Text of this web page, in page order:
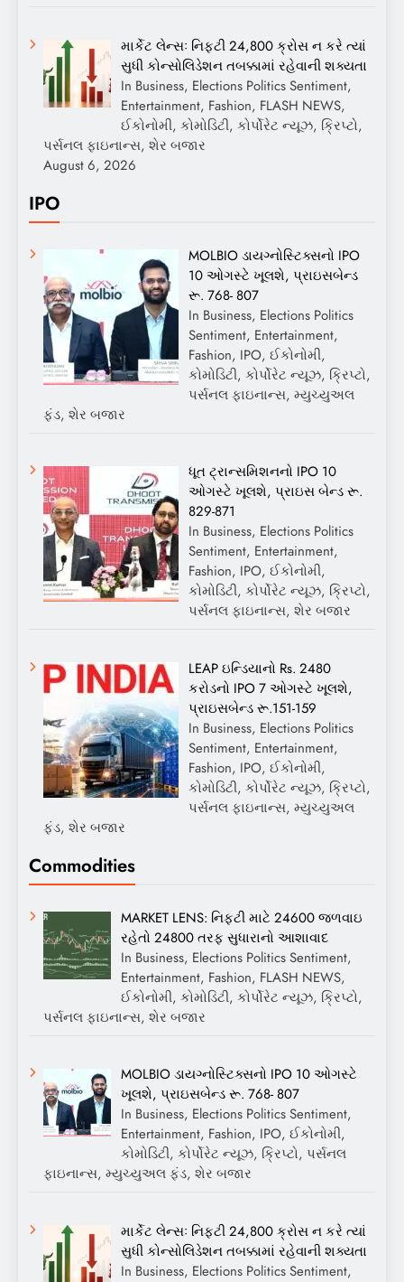
માર્કેટ લેન્સઃ નિફ્ટી 24,800 ક્રોસ ન કરે ત્યાં
સુધી કોન્સોલિડેશન તબક્કામાં રહેવાની શક્યતા
In Business, Elections Politics Sentiment,
Entertainment, Fashion, FLASH NEWS,
ઈકોનોમી, કોમોડિટી, કોર્પોરેટ ન્યૂઝ, ક્રિપ્ટો,
પર્સનલ ફાઇનાન્સ, શેર બજાર
August 6, 2026
IPO
MOLBIO ડાયગ્નોસ્ટિક્સનો IPO
10 ઓગસ્ટે ખૂલશે, પ્રાઇસબેન્ડ
રૂ. 768- 807
In Business, Elections Politics
Sentiment, Entertainment,
Fashion, IPO, ઈકોનોમી,
કોમોડિટી, કોર્પોરેટ ન્યૂઝ, ક્રિપ્ટો,
પર્સનલ ફાઇનાન્સ, મ્યુચ્યુઅલ
ફંડ, શેર બજાર
ધૂત ટ્રાન્સમિશનનો IPO 10
ઓગસ્ટે ખૂલશે, પ્રાઇસ બેન્ડ રૂ.
829-871
In Business, Elections Politics
Sentiment, Entertainment,
Fashion, IPO, ઈકોનોમી,
કોમોડિટી, કોર્પોરેટ ન્યૂઝ, ક્રિપ્ટો,
પર્સનલ ફાઇનાન્સ, શેર બજાર
LEAP ઇન્ડિયાનો Rs. 2480
કરોડનો IPO 7 ઓગસ્ટે ખૂલશે,
પ્રાઇસબેન્ડ રૂ.151-159
In Business, Elections Politics
Sentiment, Entertainment,
Fashion, IPO, ઈકોનોમી,
કોમોડિટી, કોર્પોરેટ ન્યૂઝ, ક્રિપ્ટો,
પર્સનલ ફાઇનાન્સ, મ્યુચ્યુઅલ
ફંડ, શેર બજાર
Commodities
MARKET LENS: નિફ્ટી માટે 24600 જળવાઇ
રહેતો 24800 તરફ સુધારાનો આશાવાદ
In Business, Elections Politics Sentiment,
Entertainment, Fashion, FLASH NEWS,
ઈકોનોમી, કોમોડિટી, કોર્પોરેટ ન્યૂઝ, ક્રિપ્ટો,
પર્સનલ ફાઇનાન્સ, શેર બજાર
MOLBIO ડાયગ્નોસ્ટિક્સનો IPO 10 ઓગસ્ટે
ખૂલશે, પ્રાઇસબેન્ડ રૂ. 768- 807
In Business, Elections Politics Sentiment,
Entertainment, Fashion, IPO, ઈકોનોમી,
કોમોડિટી, કોર્પોરેટ ન્યૂઝ, ક્રિપ્ટો, પર્સનલ
ફાઇનાન્સ, મ્યુચ્યુઅલ ફંડ, શેર બજાર
માર્કેટ લેન્સઃ નિફ્ટી 24,800 ક્રોસ ન કરે ત્યાં
સુધી કોન્સોલિડેશન તબક્કામાં રહેવાની શક્યતા
In Business, Elections Politics Sentiment,